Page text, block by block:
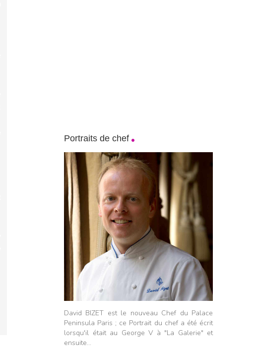
Portraits de chef
David BIZET est le nouveau Chef du Palace
Peninsula Paris ; ce Portrait du chef a été écrit
lorsqu'il était au George V à "La Galerie" et
ensuite...